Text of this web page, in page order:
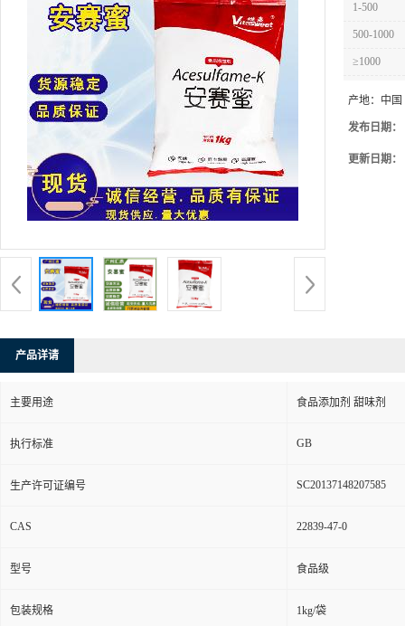
1-500
500-1000
≥1000
产地： 中国
发布日期：
更新日期：
产品详请
主要用途 食品添加剂 甜味剂
执行标准 GB
生产许可证编号 SC20137148207585
CAS 22839-47-0
型号 食品级
包装规格 1kg/袋